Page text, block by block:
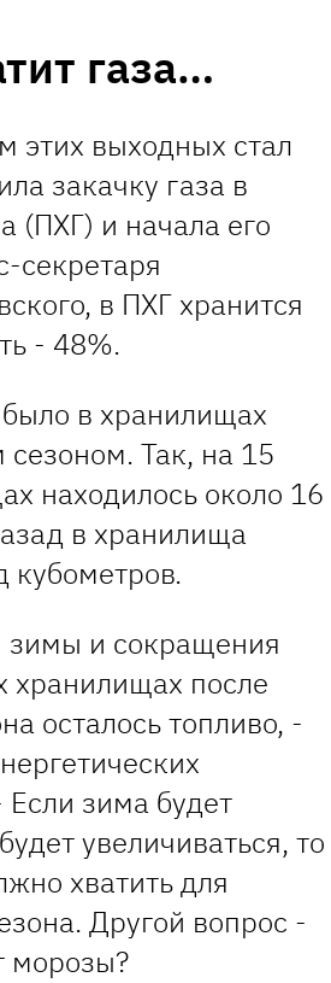
газа…
выходных стал
закачку газа в
(ПХГ) и начала его
секретаря
в ПХГ хранится
- 48%.
в хранилищах
Так, на 15
находилось около 16
в хранилища
кубометров.
зимы и сокращения
хранилищах после
осталось топливо, -
зима будет
увеличиваться, то
хватить для
Другой вопрос -
морозы?